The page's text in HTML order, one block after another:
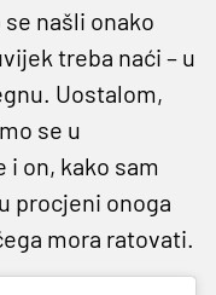
našli onako
treba naći – u
Uostalom,
se u
i on, kako sam
procjeni onoga
mora ratovati.